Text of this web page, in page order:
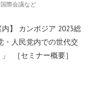
際会議など
】 カンボジア 2023総
・人民党内での世代交
」 ［セミナー概要］